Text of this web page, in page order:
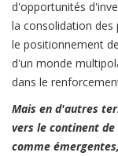
d'opportunités
la consolidation des
le positionnement
d'un monde
dans le
Mais en d'autres
vers le continent
comme